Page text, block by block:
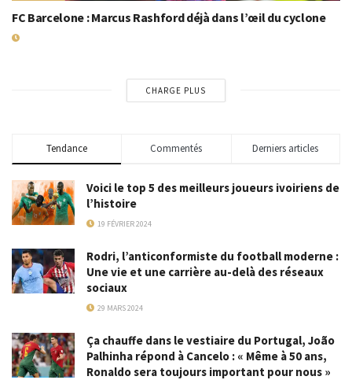
FC Barcelone : Marcus Rashford déjà dans l’œil du cyclone
CHARGE PLUS
Tendance Commentés Derniers articles
Voici le top 5 des meilleurs joueurs ivoiriens de
l’histoire
19 FÉVRIER 2024
Rodri, l’anticonformiste du football moderne :
Une vie et une carrière au-delà des réseaux
sociaux
29 MARS 2024
Ça chauffe dans le vestiaire du Portugal, João
Palhinha répond à Cancelo : « Même à 50 ans,
Ronaldo sera toujours important pour nous »